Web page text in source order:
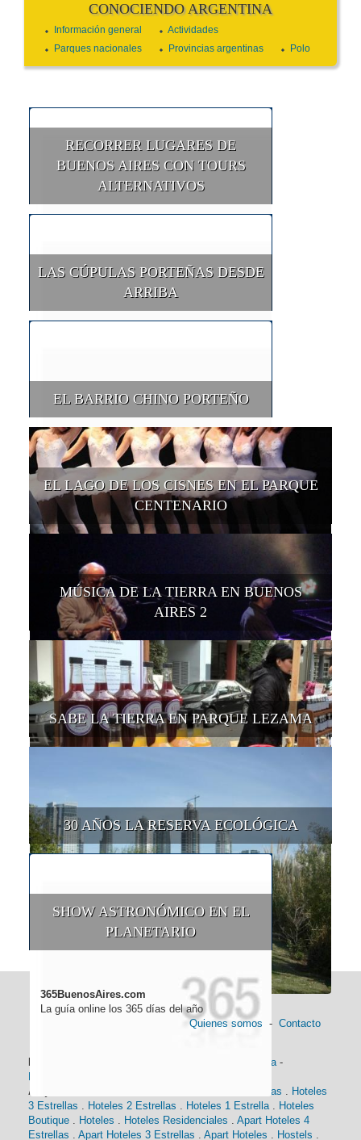
CONOCIENDO ARGENTINA
Información general
Actividades
Parques nacionales
Provincias argentinas Polo
RECORRER LUGARES DE
BUENOS AIRES CON TOURS
ALTERNATIVOS
LAS CÚPULAS PORTEÑAS DESDE
ARRIBA
EL BARRIO CHINO PORTEÑO
EL LAGO DE LOS CISNES EN EL PARQUE
CENTENARIO
MÚSICA DE LA TIERRA EN BUENOS
AIRES 2
SABE LA TIERRA EN PARQUE LEZAMA
30 AÑOS LA RESERVA ECOLÓGICA
SHOW ASTRONÓMICO EN EL
PLANETARIO
365BuenosAires.com
La guía online los 365 días del año
Quienes somos - Contacto
Historia-
Alojamiento:
Hoteles 4 Estrellas . Hoteles
3 Estrellas . Hoteles 2 Estrellas . Hoteles 1 Estrella. Hoteles
Boutique . Hoteles . Hoteles Residenciales . Apart Hoteles 4
Estrellas . Apart Hoteles 3 Estrellas . Apart Hoteles . Hostels .